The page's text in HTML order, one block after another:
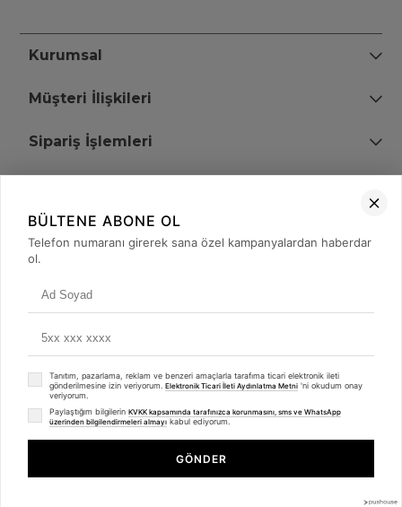
Kurumsal
Müşteri İlişkileri
Sipariş İşlemleri
+90 (850) 473 08 08
© 2008 - 2026merterelektronik.com
- Tüm Hakları Saklıdır. Kredi kartı bilgileriniz 256bit SSL sertifikası ile
Whatsapp
BÜLTENE ABONE OL
Telefon numaranı girerek sana özel kampanyalardan haberdar
ol.
Tanıtım, pazarlama, reklam ve benzeri amaçlarla tarafıma ticari elektronik ileti
gönderilmesine izin veriyorum. Elektronik Ticari İleti Aydınlatma Metni 'ni okudum onay
veriyorum.
Paylaştığım bilgilerin KVKK kapsamında tarafınızca korunmasını, sms ve WhatsApp
üzerinden bilgilendirmeleri almayı kabul ediyorum.
GÖNDER